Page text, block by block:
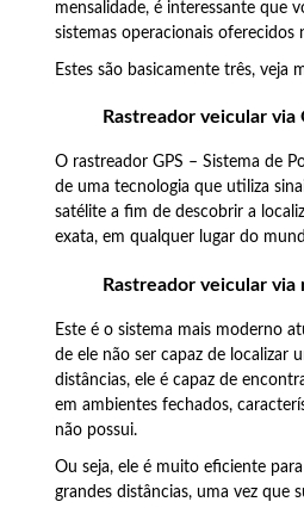
mensalidade, é interessante que
sistemas operacionais oferecidos
Estes são basicamente três, veja
Rastreador veicular via
O rastreador GPS – Sistema de
de uma tecnologia que utiliza
satélite a fim de descobrir a
exata, em qualquer lugar do
Rastreador veicular
Este é o sistema mais moderno
de ele não ser capaz de localizar
distâncias, ele é capaz de
em ambientes fechados,
não possui.
Ou seja, ele é muito eficiente
grandes distâncias, uma vez que